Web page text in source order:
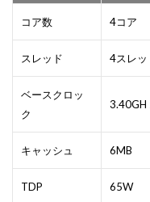
コア数 4コア
スレッド 4スレッ
ベースクロッ
ク
3.40GH
キャッシュ 6MB
TDP 65W